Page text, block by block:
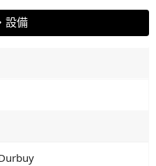
設備